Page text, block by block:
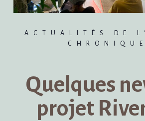
ACTUALITÉS DE
Quelques
projet